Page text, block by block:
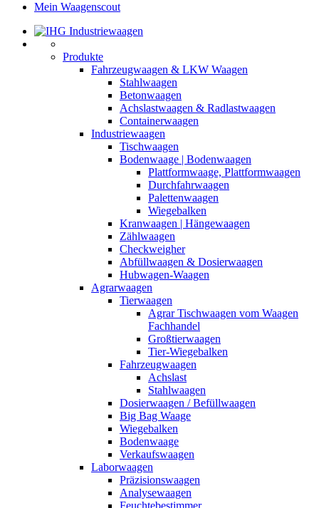
Mein Waagenscout
Produkte
Fahrzeugwaagen & LKW Waagen
Stahlwaagen
Betonwaagen
Achslastwaagen & Radlastwaagen
Containerwaagen
Industriewaagen
Tischwaagen
Bodenwaage | Bodenwaagen
Plattformwaage, Plattformwaagen
Durchfahrwaagen
Palettenwaagen
Wiegebalken
Kranwaagen | Hängewaagen
Zählwaagen
Checkweigher
Abfüllwaagen & Dosierwaagen
Hubwagen-Waagen
Agrarwaagen
Tierwaagen
Agrar Tischwaagen vom Waagen
Fachhandel
Großtierwaagen
Tier-Wiegebalken
Fahrzeugwaagen
Achslast
Stahlwaagen
Dosierwaagen / Befüllwaagen
Big Bag Waage
Wiegebalken
Bodenwaage
Verkaufswaagen
Laborwaagen
Präzisionswaagen
Analysewaagen
Feuchtebestimmer